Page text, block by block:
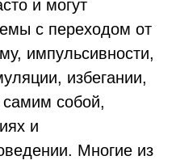
и могут
с переходом от
импульсивности,
избегании,
самим собой,
и
Многие из